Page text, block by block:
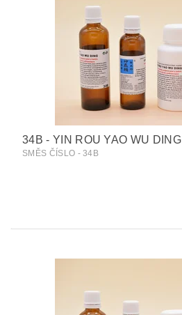
34B - YIN ROU YAO WU DING
SMĚS ČÍSLO - 34B